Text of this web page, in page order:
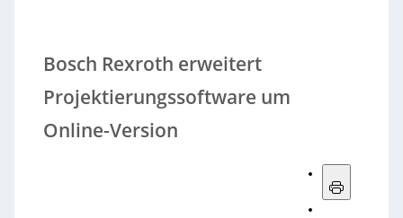
Bosch Rexroth erweitert
Projektierungssoftware um
Online-Version